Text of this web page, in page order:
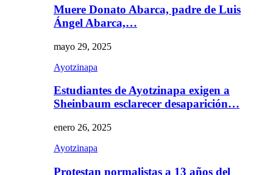
Muere Donato Abarca, padre de Luis
Ángel Abarca,…
mayo 29, 2025
Ayotzinapa
Estudiantes de Ayotzinapa exigen a
Sheinbaum esclarecer desaparición…
enero 26, 2025
Ayotzinapa
Protestan normalistas a 13 años del